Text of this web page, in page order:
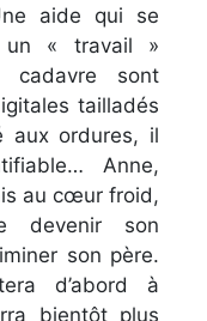
aide qui se
un « travail »
sont
tailladés
aux ordures, il
Anne,
au cœur froid,
devenir son
son père.
d’abord à
bientôt plus